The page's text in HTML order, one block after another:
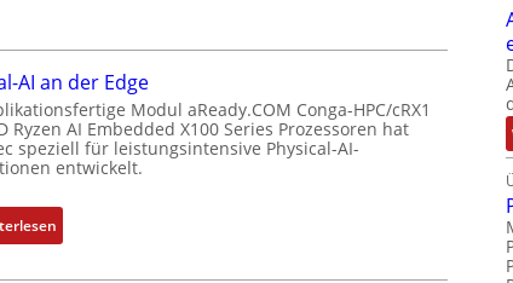
u
u
n
d
u
s
t
t
i
o
n
m
e
p
s
o
r
g
t
f
ü
b
l
e
h
AI an der Edge
Modul aReady.COM Conga-HPC/cRX1
Ryzen AI Embedded X100 Series Prozessoren hat
speziell für leistungsintensive Physical-AI-
entwickelt.
:
P
h